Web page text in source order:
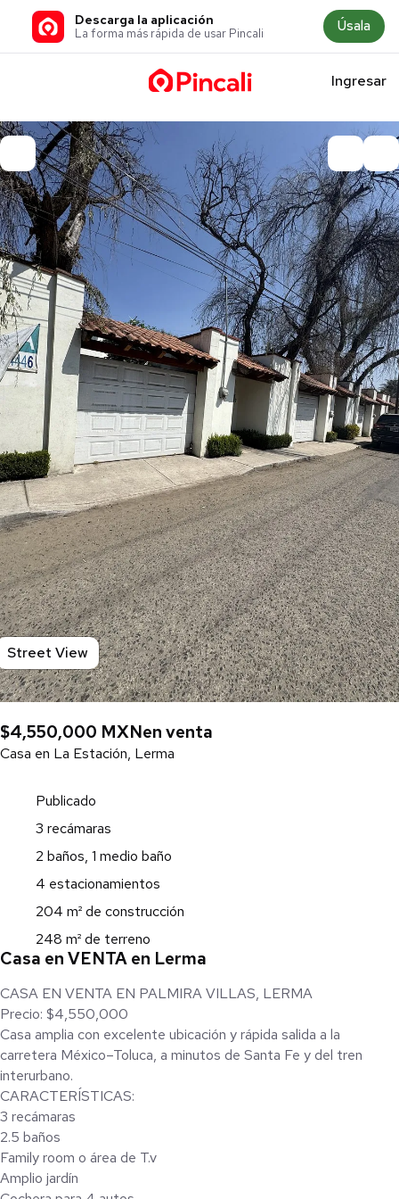
Descarga la aplicación
La forma más rápida de usar Pincali Úsala
Ingresar
Street View
$4,550,000 MXNen venta
Casa en La Estación, Lerma
Publicado
3 recámaras
2 baños, 1 medio baño
4 estacionamientos
204 m² de construcción
248 m² de terreno
Casa en VENTA en Lerma
CASA EN VENTA EN PALMIRA VILLAS, LERMA
Precio: $4,550,000
Casa amplia con excelente ubicación y rápida salida a la
carretera México–Toluca, a minutos de Santa Fe y del tren
interurbano.
CARACTERÍSTICAS:
3 recámaras
2.5 baños
Family room o área de T.v
Amplio jardín